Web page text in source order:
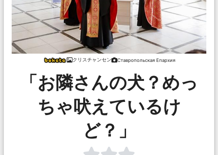
クリスチャンセン Ставропольская Епархия
「お隣さんの犬？めっ
ちゃ吠えているけ
ど？」